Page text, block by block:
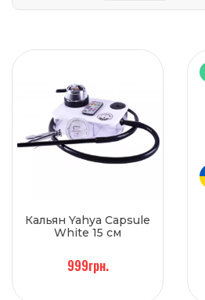
Кальян Yahya Capsule
White 15 см
999грн.